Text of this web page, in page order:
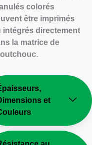
colorés
être imprimés
intégrés directement
la matrice de
et